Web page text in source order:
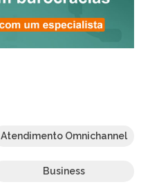
Atendimento Omnichannel
Business